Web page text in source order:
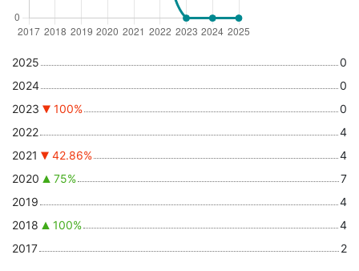
2025
0
2024
0
2023
100%
0
2022
4
2021
42.86%
4
2020
75%
7
2019
4
2018
100%
4
2017
2